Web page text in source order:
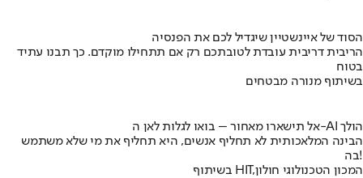
הסוד של איינשטיין שיגדיל לכם את הפנסיה
הריבית דריבית עובדת לטובתכם רק אם תתחילו מוקדם. כך תבנו עתיד
בטוח
בשיתוף מנורה מבטחים
אל תישארו מאחור – בואו לגלות לאן ה-AI הולך
הבינה המלאכותית לא תחליף אנשים, היא תחליף את מי שלא משתמש
בה!
בשיתוף HIT,המכון הטכנולוגי חולון